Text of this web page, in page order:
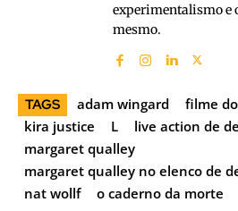
experimentalismo e
mesmo.
TAGS adam wingard
filme
kira justice
L
live action de
margaret qualley
margaret qualley no elenco de
nat wollf
o caderno da morte